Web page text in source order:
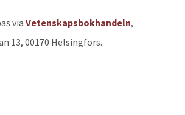
viaVetenskapsbokhandeln,
13, 00170 Helsingfors.